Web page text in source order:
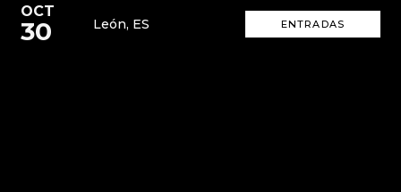
OCT
30 León, ES ENTRADAS